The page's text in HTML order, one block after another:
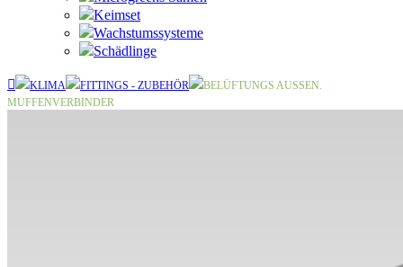
Keimset
Wachstumssysteme
Schädlinge
KLIMA FITTINGS - ZUBEHÖR
BELÜFTUNGS AUSSEN. M
UFFENVERBINDER